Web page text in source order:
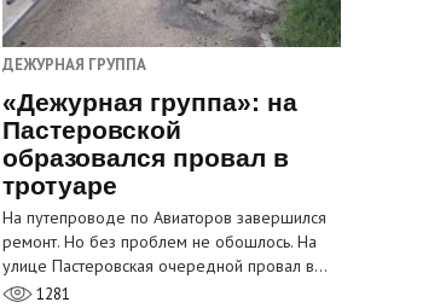
ДЕЖУРНАЯ ГРУППА
«Дежурная группа»: на
Пастеровской
образовался провал в
тротуаре
На путепроводе по Авиаторов завершился
ремонт. Но без проблем не обошлось. На
улице Пастеровская очередной провал в…
1281